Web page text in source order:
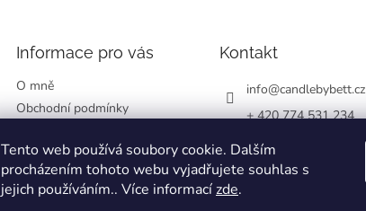
Tento web používá soubory cookie. Dalším
procházením tohoto webu vyjadřujete souhlas s
jejich používáním.. Více informacízde.
Informace pro vás
O mně
Obchodní podmínky
údajů
Kontakty
Kontakt
info@candlebybett.cz
+ 420 774 531 234
bett_candle_wax